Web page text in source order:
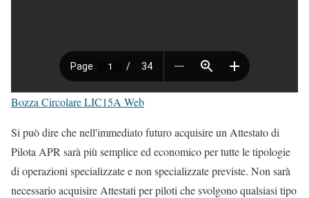
Bozza Circolare LIC15A Web
Si può dire che nell'immediato futuro acquisire un Attestato di
Pilota APR sarà più semplice ed economico per tutte le tipologie
di operazioni specializzate e non specializzate previste. Non sarà
necessario acquisire Attestati per piloti che svolgono qualsiasi tipo